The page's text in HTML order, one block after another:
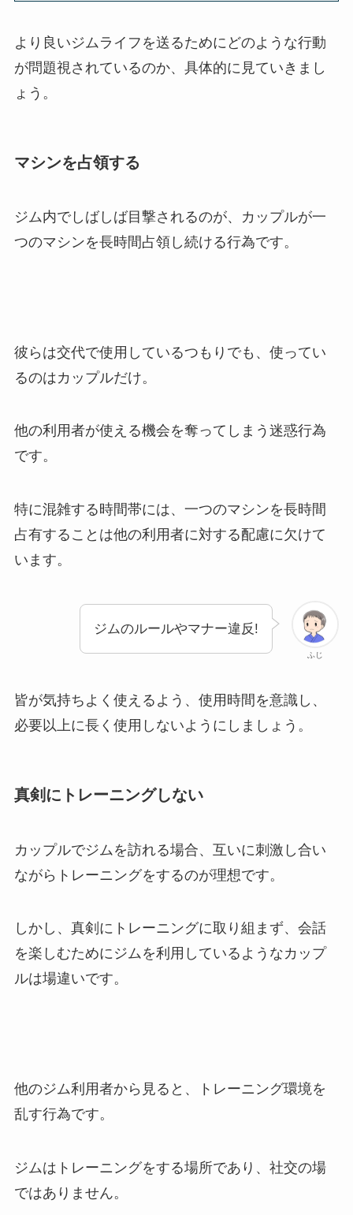
より良いジムライフを送るためにどのような行動
が問題視されているのか、具体的に見ていきまし
ょう。
マシンを占領する
ジム内でしばしば目撃されるのが、カップルが一
つのマシンを長時間占領し続ける行為です。
彼らは交代で使用しているつもりでも、使ってい
るのはカップルだけ。
他の利用者が使える機会を奪ってしまう迷惑行為
です。
特に混雑する時間帯には、一つのマシンを長時間
占有することは他の利用者に対する配慮に欠けて
います。
ふじ
ジムのルールやマナー違反!
皆が気持ちよく使えるよう、使用時間を意識し、
必要以上に長く使用しないようにしましょう。
真剣にトレーニングしない
カップルでジムを訪れる場合、互いに刺激し合い
ながらトレーニングをするのが理想です。
しかし、真剣にトレーニングに取り組まず、会話
を楽しむためにジムを利用しているようなカップ
ルは場違いです。
他のジム利用者から見ると、トレーニング環境を
乱す行為です。
ジムはトレーニングをする場所であり、社交の場
ではありません。